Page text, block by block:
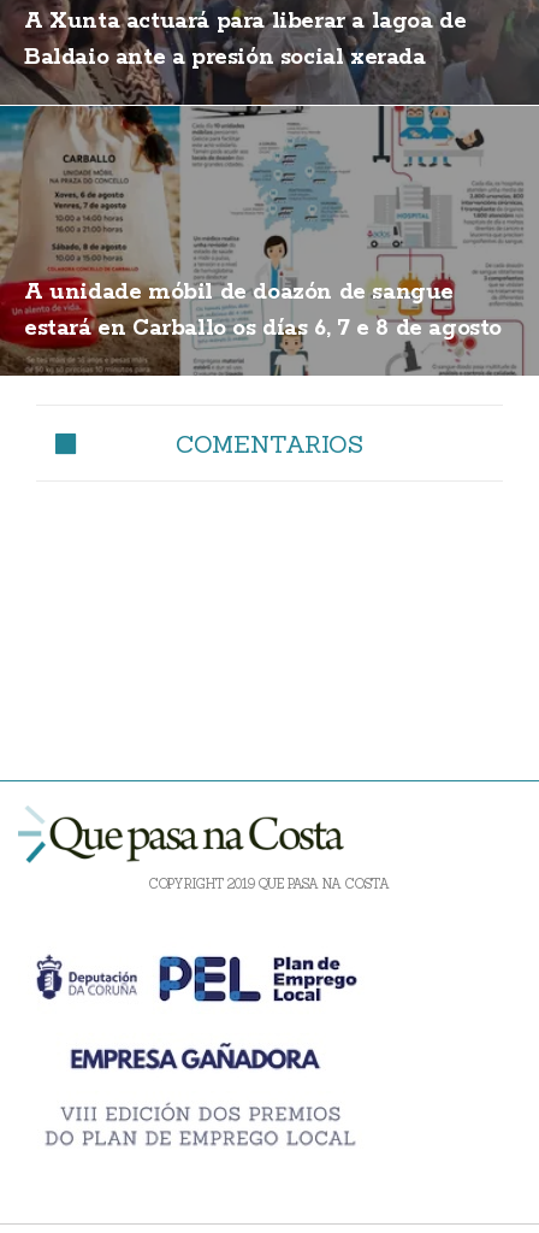
A Xunta actuará para liberar a lagoa de
Baldaio ante a presión social xerada
A unidade móbil de doazón de sangue
estará en Carballo os días 6, 7 e 8 de agosto
COMENTARIOS
COPYRIGHT 2019 QUE PASA NA COSTA